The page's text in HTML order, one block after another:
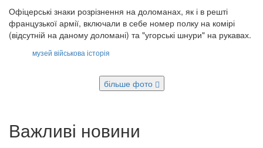
Офіцерські знаки розрізнення на доломанах, як і в решті
французької армії, включали в себе номер полку на комірі
(відсутній на даному доломані) та "угорські шнури" на рукавах.
музей військова історія
більше фото
Важливі новини